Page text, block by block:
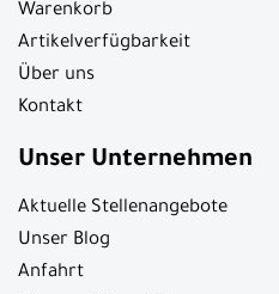
Warenkorb
Artikelverfügbarkeit
Über uns
Kontakt
Unser Unternehmen
Aktuelle Stellenangebote
Unser Blog
Anfahrt